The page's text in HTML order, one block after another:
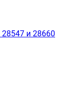
и 28660